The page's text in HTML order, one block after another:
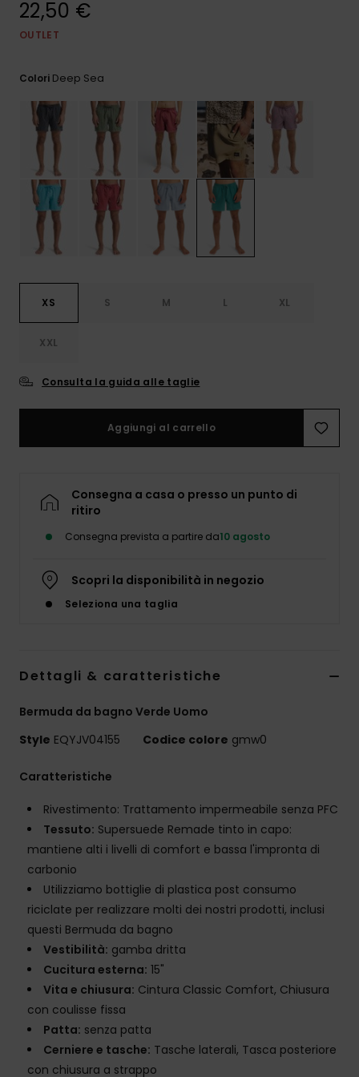
22,50 €
OUTLET
Colori Deep Sea
XS S M L XL
XXL
Consulta la guida alle taglie
Aggiungi al carrello
Consegna a casa o presso un punto di
ritiro
Consegna prevista a partire da10 agosto
Scopri la disponibilità in negozio
Seleziona una taglia
Dettagli & caratteristiche
Bermuda da bagno Verde Uomo
Style EQYJV04155 Codice colore gmw0
Caratteristiche
Rivestimento: Trattamento impermeabile senza PFC
Tessuto: Supersuede Remade tinto in capo:
mantiene alti i livelli di comfort e bassa l'impronta di
carbonio
Utilizziamo bottiglie di plastica post consumo
riciclate per realizzare molti dei nostri prodotti, inclusi
questi Bermuda da bagno
Vestibilità: gamba dritta
Cucitura esterna: 15"
Vita e chiusura: Cintura Classic Comfort, Chiusura
con coulisse fissa
Patta: senza patta
Cerniere e tasche: Tasche laterali, Tasca posteriore
con chiusura a strappo